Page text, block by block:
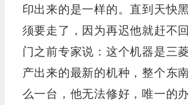
印出来的是一样的。直到天快
须要走了，因为再迟他就赶不
门之前专家说：这个机器是三
产出来的最新的机种，整个东
么一台，他无法修好，唯一的